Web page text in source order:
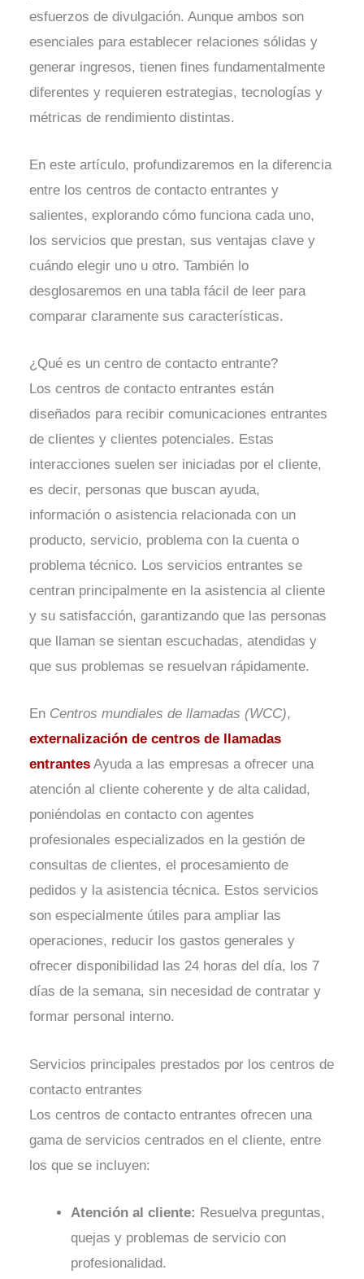
esfuerzos de divulgación. Aunque ambos son
esenciales para establecer relaciones sólidas y
generar ingresos, tienen fines fundamentalmente
diferentes y requieren estrategias, tecnologías y
métricas de rendimiento distintas.
En este artículo, profundizaremos en la diferencia
entre los centros de contacto entrantes y
salientes, explorando cómo funciona cada uno,
los servicios que prestan, sus ventajas clave y
cuándo elegir uno u otro. También lo
desglosaremos en una tabla fácil de leer para
comparar claramente sus características.
¿Qué es un centro de contacto entrante?
Los centros de contacto entrantes están
diseñados para recibir comunicaciones entrantes
de clientes y clientes potenciales. Estas
interacciones suelen ser iniciadas por el cliente,
es decir, personas que buscan ayuda,
información o asistencia relacionada con un
producto, servicio, problema con la cuenta o
problema técnico. Los servicios entrantes se
centran principalmente en la asistencia al cliente
y su satisfacción, garantizando que las personas
que llaman se sientan escuchadas, atendidas y
que sus problemas se resuelvan rápidamente.
En Centros mundiales de llamadas (WCC),
externalización de centros de llamadas
entrantes Ayuda a las empresas a ofrecer una
atención al cliente coherente y de alta calidad,
poniéndolas en contacto con agentes
profesionales especializados en la gestión de
consultas de clientes, el procesamiento de
pedidos y la asistencia técnica. Estos servicios
son especialmente útiles para ampliar las
operaciones, reducir los gastos generales y
ofrecer disponibilidad las 24 horas del día, los 7
días de la semana, sin necesidad de contratar y
formar personal interno.
Servicios principales prestados por los centros de
contacto entrantes
Los centros de contacto entrantes ofrecen una
gama de servicios centrados en el cliente, entre
los que se incluyen:
Atención al cliente: Resuelva preguntas,
quejas y problemas de servicio con
profesionalidad.